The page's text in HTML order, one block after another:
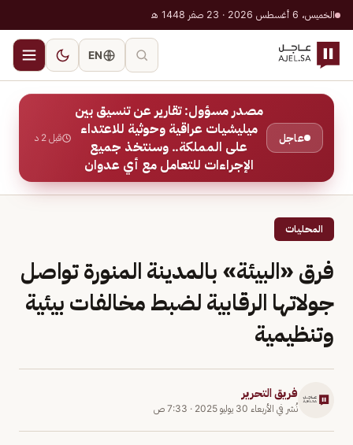
الخميس، 6 أغسطس 2026 · 23 صفر 1448 هـ
EN
عاجل
مصدر مسؤول: تقارير عن تنسيق بين
ميليشيات عراقية وحوثية للاعتداء
على المملكة.. وسنتخذ جميع
الإجراءات للتعامل مع أي عدوان
قبل 2 د
المحليات
فرق «البيئة» بالمدينة المنورة تواصل
جولاتها الرقابية لضبط مخالفات بيئية
وتنظيمية
فريق التحرير
نُشر في الأربعاء 30 يوليو 2025 · 7:33 ص